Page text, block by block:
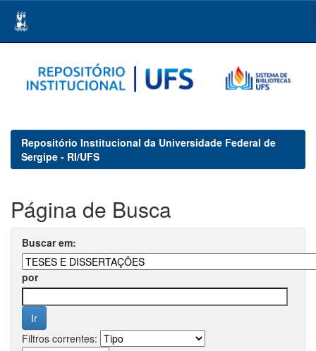
navigation
Repositório Institucional da Universidade Federal de
Sergipe - RI/UFS
Página de Busca
Buscar em:
por
Filtros correntes: